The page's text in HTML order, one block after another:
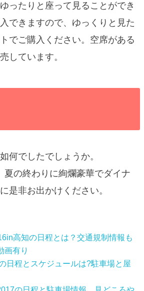
ったりと座って見ることができ
できますので、ゆっくりと見た
でご購入ください。空席がある
しています。
何でしたでしょうか。
夏の終わりに絢爛豪華でダイナ
是非お出かけください。
高知の日程とは？交通規制情報も
画有り
日程とスケジュールは?駐車場と屋